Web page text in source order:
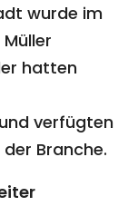
wurde im
hatten
verfügten
Branche.